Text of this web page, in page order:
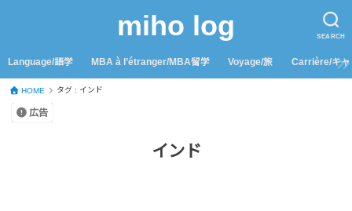
SEARCH
miho log
Language/語学 MBA à l’étranger/MBA留学 Voyage/旅 Carrière/キャ
HOME タグ : インド
広告
インド